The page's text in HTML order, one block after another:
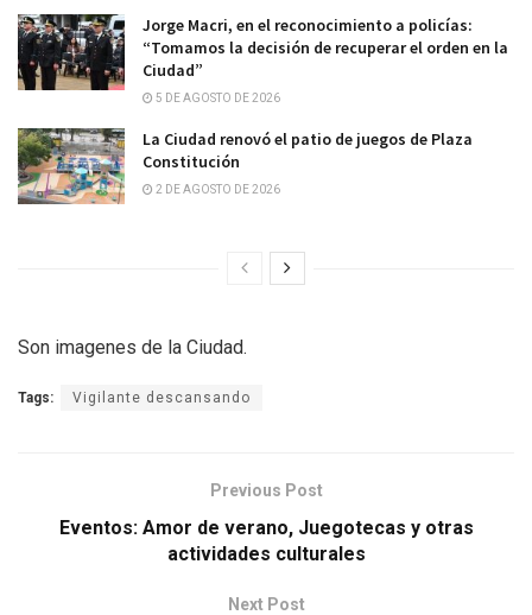
Jorge Macri, en el reconocimiento a policías:
“Tomamos la decisión de recuperar el orden en la
Ciudad”
5 DE AGOSTO DE 2026
La Ciudad renovó el patio de juegos de Plaza
Constitución
2 DE AGOSTO DE 2026
Son imagenes de la Ciudad.
Tags: Vigilante descansando
Previous Post
Eventos: Amor de verano, Juegotecas y otras
actividades culturales
Next Post